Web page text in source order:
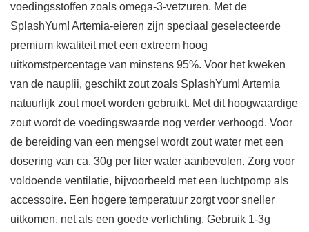
voedingsstoffen zoals omega-3-vetzuren. Met de
SplashYum! Artemia-eieren zijn speciaal geselecteerde
premium kwaliteit met een extreem hoog
uitkomstpercentage van minstens 95%. Voor het kweken
van de nauplii, geschikt zout zoals SplashYum! Artemia
natuurlijk zout moet worden gebruikt. Met dit hoogwaardige
zout wordt de voedingswaarde nog verder verhoogd. Voor
de bereiding van een mengsel wordt zout water met een
dosering van ca. 30g per liter water aanbevolen. Zorg voor
voldoende ventilatie, bijvoorbeeld met een luchtpomp als
accessoire. Een hogere temperatuur zorgt voor sneller
uitkomen, net als een goede verlichting. Gebruik 1-3g